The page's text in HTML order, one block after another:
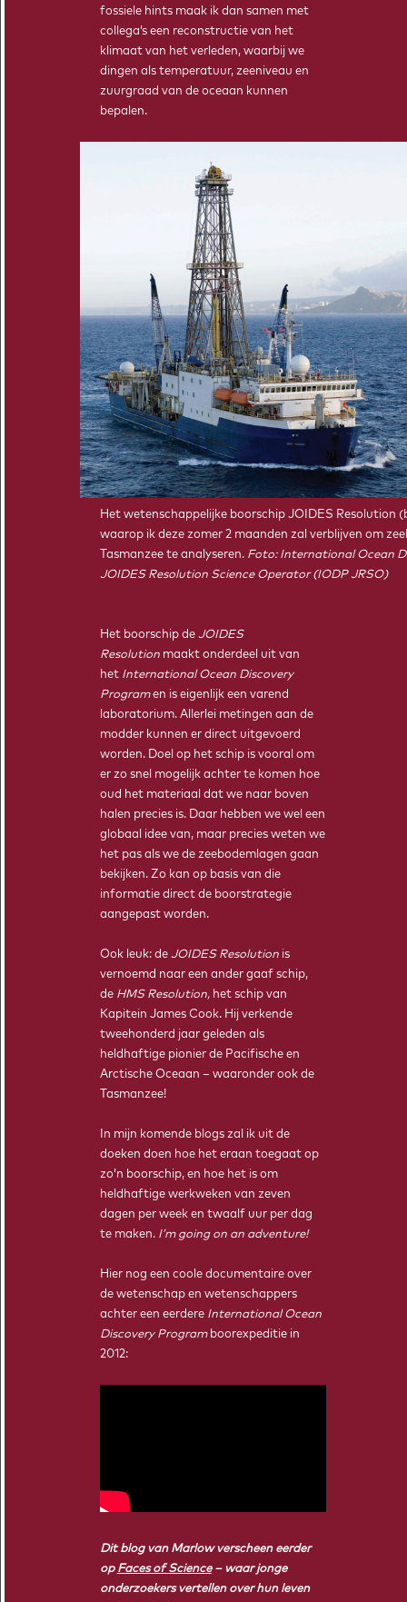
fossiele hints maak ik dan samen met
collega’s een reconstructie van het
klimaat van het verleden, waarbij we
dingen als temperatuur, zeeniveau en
zuurgraad van de oceaan kunnen
bepalen.
Het wetenschappelijke boorschip JOIDES Resolution
waarop ik deze zomer 2 maanden zal verblijven om
Tasmanzee te analyseren. Foto: International Ocean
JOIDES Resolution Science Operator (IODP JRSO)
Het boorschip de JOIDES
Resolutionmaakt onderdeel uit van
het International Ocean Discovery
Programen is eigenlijk een varend
laboratorium. Allerlei metingen aan de
modder kunnen er direct uitgevoerd
worden. Doel op het schip is vooral om
er zo snel mogelijk achter te komen hoe
oud het materiaal dat we naar boven
halen precies is. Daar hebben we wel een
globaal idee van, maar precies weten we
het pas als we de zeebodemlagen gaan
bekijken. Zo kan op basis van die
informatie direct de boorstrategie
aangepast worden.
Ook leuk: de JOIDES Resolutionis
vernoemd naar een ander gaaf schip,
de HMS Resolution,het schip van
Kapitein James Cook. Hij verkende
tweehonderd jaar geleden als
heldhaftige pionier de Pacifische en
Arctische Oceaan – waaronder ook de
Tasmanzee!
In mijn komende blogs zal ik uit de
doeken doen hoe het eraan toegaat op
zo’n boorschip, en hoe het is om
heldhaftige werkweken van zeven
dagen per week en twaalf uur per dag
te maken. I’m going on an adventure!
Hier nog een coole documentaire over
de wetenschap en wetenschappers
achter een eerdere International Ocean
Discovery Programboorexpeditie in
2012:
Dit blog van Marlow verscheen eerder
op Faces of Science– waar jonge
onderzoekers vertellen over hun leven